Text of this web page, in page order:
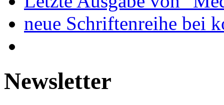
neue Schriftenreihe bei
Newsletter